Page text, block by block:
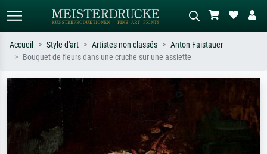
Recherchez par artiste, titre ou style –
ex. Monet, Nuit étoilée,
impressionnisme, vague de Hokusai,
Décrivez la scène – ex. prairie verte,
abstrait avec beaucoup de rouge,
tableau sombre, nu debout près d'un
Accueil Style d'art Artistes non classés
Anton Faistauer
Bouquet de fleurs dans une cruche sur une assiette